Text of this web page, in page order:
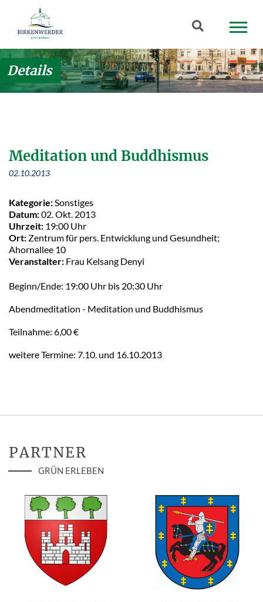
Zum Hauptinhalt springen
Suchbegriff
Details
Meditation und Buddhismus
02.10.2013
Kategorie: Sonstiges
Datum:02. Okt. 2013
Uhrzeit: 19:00 Uhr
Ort: Zentrum für pers. Entwicklung und Gesundheit;
Ahornallee 10
Veranstalter: Frau Kelsang Denyi
Beginn/Ende: 19:00 Uhr bis 20:30 Uhr
Abendmeditation - Meditation und Buddhismus
Teilnahme: 6,00 €
weitere Termine: 7.10. und 16.10.2013
PARTNER
GRÜN ERLEBEN